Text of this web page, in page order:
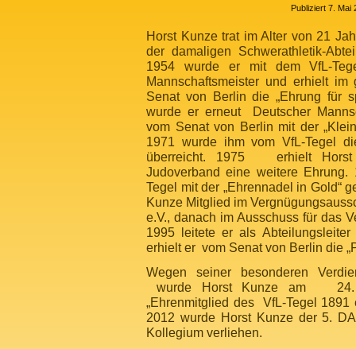
Publiziert 7. Mai
Horst Kunze trat im Alter von 21
der damaligen Schwerathletik-
1954 wurde er mit dem VfL-
Mannschaftsmeister und erhielt
Senat von Berlin die „Ehrung für
wurde er erneut Deutscher
vom Senat von Berlin mit der
1971 wurde ihm vom VfL-Tegel
überreicht. 1975 erhielt
Judoverband eine weitere
Tegel mit der „Ehrennadel in Gold“
Kunze Mitglied im
e.V., danach im Ausschuss für das
1995 leitete er als
erhielt er vom Senat von Berlin die
Wegen seiner besonderen
wurde Horst Kunze am 24.
„Ehrenmitglied des VfL-Tegel 1891
2012 wurde Horst Kunze der 5.
Kollegium verliehen.